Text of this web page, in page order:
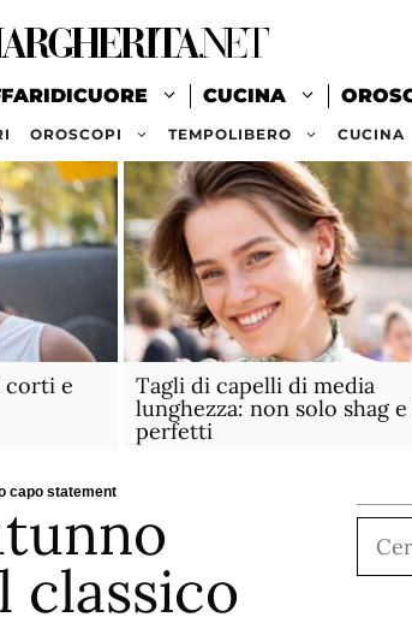
CUCINA
OROSCOPI TEMPOLIBERO CUCINA
corti e
Tagli di capelli di media
lunghezza: non solo shag e
perfetti
capo statement
classico
Cerca